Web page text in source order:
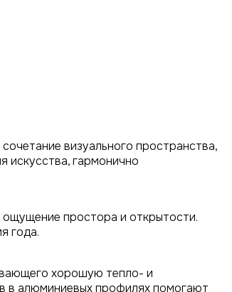
визуального пространства,
искусства, гармонично
ощущение простора и открытости.
года.
хорошую тепло- и
в алюминиевых профилях помогают